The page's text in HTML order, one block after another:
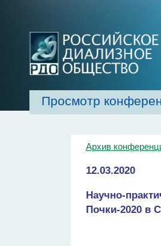
Главная Об
Просмотр
Архив
12.03.2020
Научно-
Почки-2020 в